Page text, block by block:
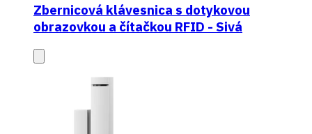
Zbernicová klávesnica s dotykovou
obrazovkou a čítačkou RFID - Sivá